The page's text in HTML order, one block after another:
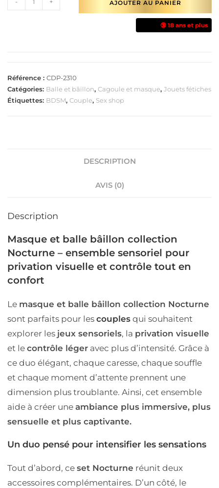
AJOUTER AU PANIER
🔞 18 ans et plus
Référence : CDP-2310
Catégories: Balle et bâillon, Cagoule et masque, Jouets fétiches
Étiquettes: BDSM, Couple, Sex shop
DESCRIPTION
AVIS (0)
Description
Masque et balle bâillon collection
Nocturne – ensemble sensoriel pour
privation visuelle et contrôle tout en
confort
Le masque et balle bâillon collection Nocturne
sont parfaits pour les couples qui souhaitent
explorer les jeux sensoriels, la privation visuelle
et le contrôle léger avec plus d’intensité. Grâce à
ce duo élégant, chaque caresse, chaque souffle
et chaque moment d’attente prennent une
dimension plus troublante. Ainsi, cet ensemble
aide à créer une ambiance plus immersive, plus
sensuelle et plus captivante.
Un duo pensé pour intensifier les sensations
Tout d’abord, ce set Nocturne réunit deux
accessoires complémentaires. D’un côté, le